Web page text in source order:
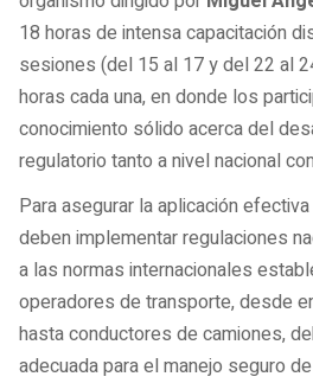
18 horas de intensa capacitación
sesiones (del 15 al 17 y del 22 al
horas cada una, en donde los
conocimiento sólido acerca del
regulatorio tanto a nivel nacional
Para asegurar la aplicación
deben implementar regulaciones
a las normas internacionales
operadores de transporte, desde
hasta conductores de camiones,
adecuada para el manejo seguro